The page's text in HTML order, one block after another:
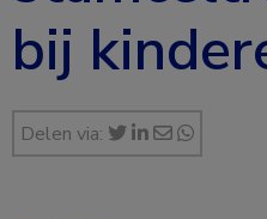
bij
Delen via: